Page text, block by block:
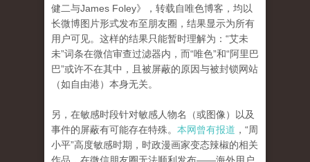
健二与James Foley》，转载自唯色博客，均以
长微博图片形式发布至朋友圈，结果显示为所有
用户可见。这样的结果只能暂时理解为：“艾未
未”词条在微信审查过滤器内，而“唯色”和“阿里巴
巴”或许不在其中，且被屏蔽的原因与被封锁网站
（如自由港）本身无关。
另，在敏感时段针对敏感人物名（或图像）以及
事件的屏蔽有可能存在特殊。 本网曾有报道 ，“周
小平”高度敏感时期，时政漫画家变态辣椒的相关